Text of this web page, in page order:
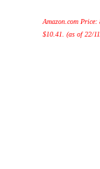
Amazon.com Price:
$10.41.
(as of 22/